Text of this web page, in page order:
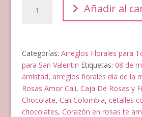
Modernas
en
Cali
cantidad
Añadir al
Categorías: Arreglos Florales para
para San Valentin Etiquetas: 08 de
amistad, arreglos florales dia de la
Rosas Amor Cali, Caja De Rosas y
Chocolate, Cali Colombia, cetalles
chocolates, Corazón en rosas te